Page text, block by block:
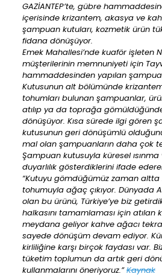
GAZİANTEP’te, gübre
içerisinde krizantem, akasya ve
şampuan kutuları, kozmetik ürün
fidana dönüşüyor.
Emek Mahallesi’nde kuaför işleten
müşterilerinin memnuniyeti için
hammaddesinden yapılan
Kutusunun alt bölümünde
tohumları bulunan şampuanlar,
atılıp ya da toprağa
dönüşüyor. Kısa sürede ilgi gören
kutusunun geri dönüşümlü
mal olan şampuanların daha çok
Şampuan kutusuyla küresel
duyarlılık gösterdiklerini ifade
“Kutuyu gömdüğümüz zaman
tohumuyla ağaç çıkıyor. Dünyada
olan bu ürünü, Türkiye’ye biz
halkasını tamamlaması için atılan
meydana geliyor kahve ağacı
sayede dönüşüm devam ediyor.
kirliliğine karşı birçok faydası var.
tüketim toplumun da artık geri
kullanmalarını öneriyoruz.”Kaynak